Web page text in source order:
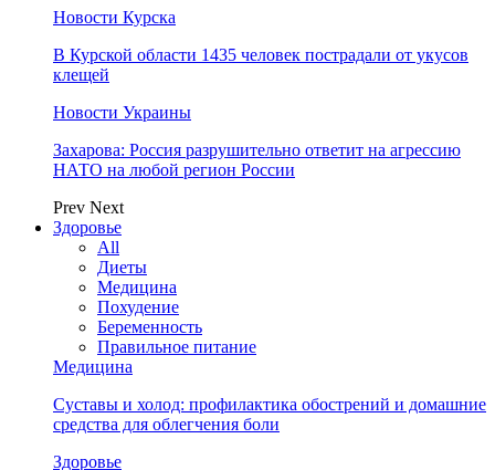
Новости Курска
В Курской области 1435 человек пострадали от укусов
клещей
Новости Украины
Захарова: Россия разрушительно ответит на агрессию
НАТО на любой регион России
Prev Next
Здоровье
All
Диеты
Медицина
Похудение
Беременность
Правильное питание
Медицина
Суставы и холод: профилактика обострений и домашние
средства для облегчения боли
Здоровье